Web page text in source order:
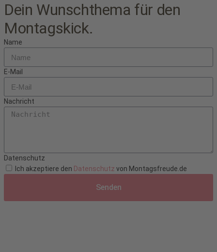
Dein Wunschthema für den
Montagskick.
Name
E-Mail
Nachricht
Datenschutz
Ich akzeptiere den Datenschutz von Montagsfreude.de
Senden